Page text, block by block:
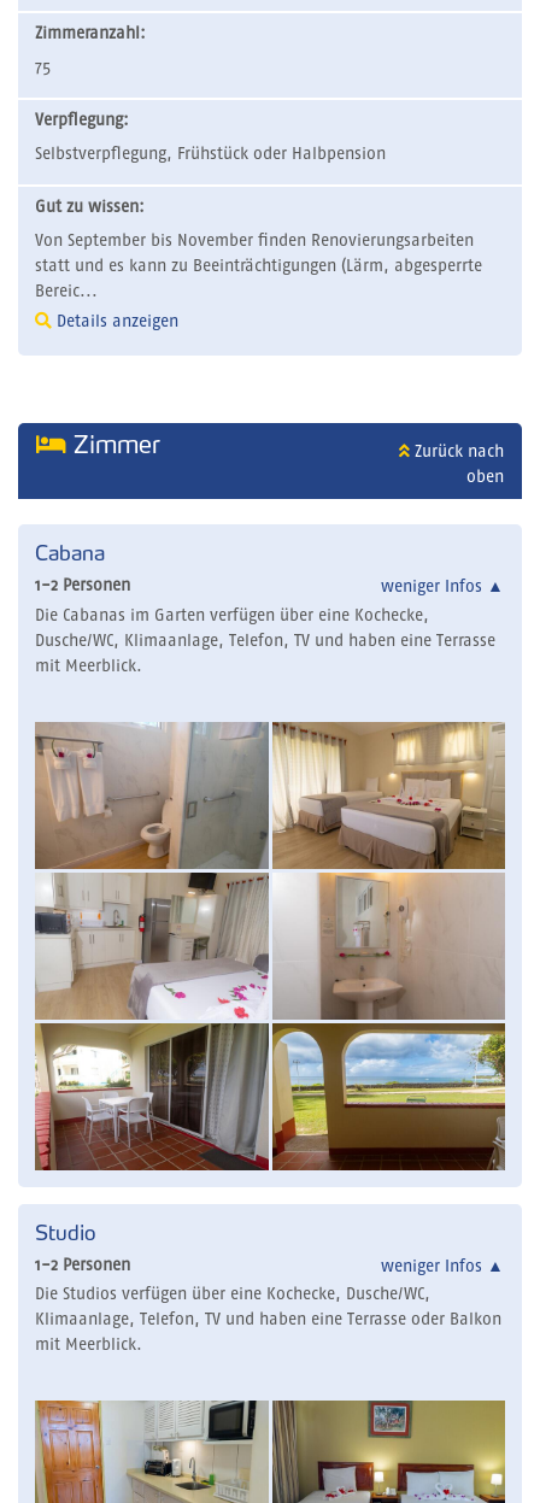
Zimmeranzahl:
75
Verpflegung:
Selbstverpflegung, Frühstück oder Halbpension
Gut zu wissen:
Von September bis November finden Renovierungsarbeiten
statt und es kann zu Beeinträchtigungen (Lärm, abgesperrte
Bereic...
Details anzeigen
Zimmer
Zurück nach
oben
Cabana
1-2 Personen weniger Infos ▲
Die Cabanas im Garten verfügen über eine Kochecke,
Dusche/WC, Klimaanlage, Telefon, TV und haben eine Terrasse
mit Meerblick.
Studio
1-2 Personen weniger Infos ▲
Die Studios verfügen über eine Kochecke, Dusche/WC,
Klimaanlage, Telefon, TV und haben eine Terrasse oder Balkon
mit Meerblick.